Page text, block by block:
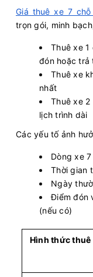
Giá thuê xe 7
trọn gói, minh
Thuê xe 1
đón hoặc trả
Thuê xe
nhất
Thuê xe 2
lịch trình dài
Các yếu tố ảnh
Dòng xe
Thời gian
Ngày
Điểm đón
(nếu có)
Hình thức thuê